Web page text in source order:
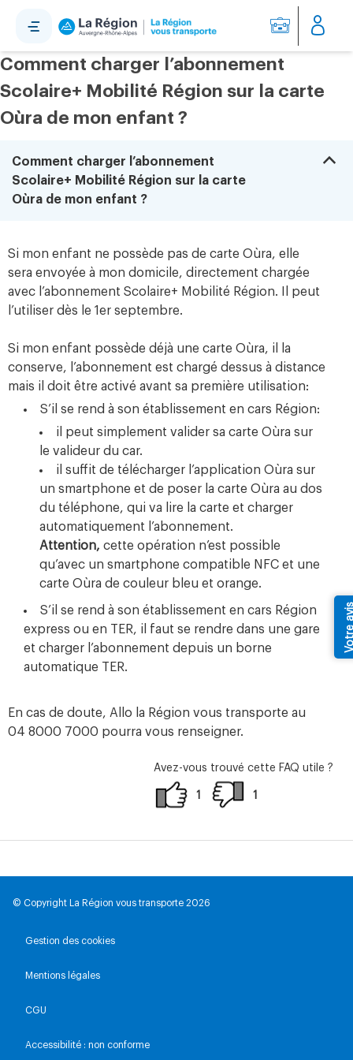
Comment charger l’abonnement
Scolaire+ Mobilité Région sur la carte
Oùra de mon enfant ?
B
Comment charger l’abonnement
Scolaire+ Mobilité Région sur la carte
Oùra de mon enfant ?
Si mon enfant ne possède pas de carte Oùra, elle
sera envoyée à mon domicile, directement chargée
avec l’abonnement Scolaire+ Mobilité Région. Il peut
l’utiliser dès le 1er septembre.
Si mon enfant possède déjà une carte Oùra, il la
conserve, l’abonnement est chargé dessus à distance
mais il doit être activé avant sa première utilisation:
S’il se rend à son établissement en cars Région:
il peut simplement valider sa carte Oùra sur
le valideur du car.
il suffit de télécharger l’application Oùra sur
un smartphone et de poser la carte Oùra au dos
du téléphone, qui va lire la carte et charger
automatiquement l’abonnement.
Attention, cette opération n’est possible
qu’avec un smartphone compatible NFC et une
carte Oùra de couleur bleu et orange.
S’il se rend à son établissement en cars Région
express ou en TER, il faut se rendre dans une gare
et charger l’abonnement depuis un borne
automatique TER.
En cas de doute, Allo la Région vous transporte au
04 8000 7000 pourra vous renseigner.
Avez-vous trouvé cette FAQ utile ?
1 1
© Copyright La Région vous transporte 2026
Gestion des cookies
Mentions légales
CGU
Accessibilité : non conforme